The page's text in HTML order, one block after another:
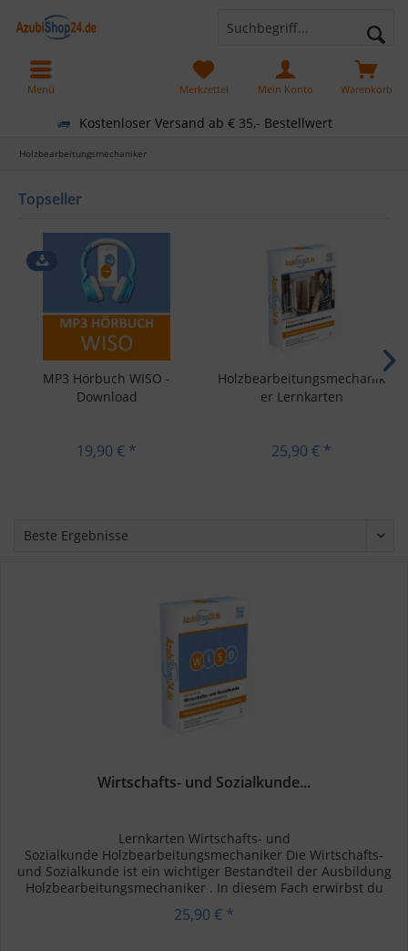
Kostenloser Versand ab € 35,- Bestellwert
Warenkorb
Merkzettel Mein Konto
Menü
Holzbearbeitungsmechaniker
Topseller
MP3 Hörbuch WISO -
Download
19,90 € *
Holzbearbeitungsmechanik
er Lernkarten
25,90 € *
Wirtschafts- und Sozialkunde...
Lernkarten Wirtschafts- und
Sozialkunde Holzbearbeitungsmechaniker Die Wirtschafts-
und Sozialkunde ist ein wichtiger Bestandteil der Ausbildung
Holzbearbeitungsmechaniker . In diesem Fach erwirbst du
Kenntnisse über wirtschaftliche und...
25,90 € *